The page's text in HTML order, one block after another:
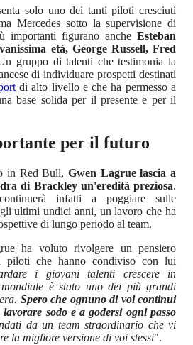
solo uno dei tanti piloti cresciuti
Mercedes sotto la supervisione di
importanti figurano anche Esteban
età, George Russell, Fred
gruppo di talenti che testimonia la
di individuare prospetti destinati
di alto livello e che ha permesso a
base solida per il presente e per il
per il futuro
in Red Bull, Gwen Lagrue lascia a
di Brackley un'eredità preziosa.
infatti a poggiare sulle
ultimi undici anni, un lavoro che ha
di lungo periodo al team.
ha voluto rivolgere un pensiero
piloti che hanno condiviso con lui
i giovani talenti crescere in
è stato uno dei più grandi
Spero che ognuno di voi continui
sodo e a godersi ogni passo
da un team straordinario che vi
la migliore versione di voi stessi".